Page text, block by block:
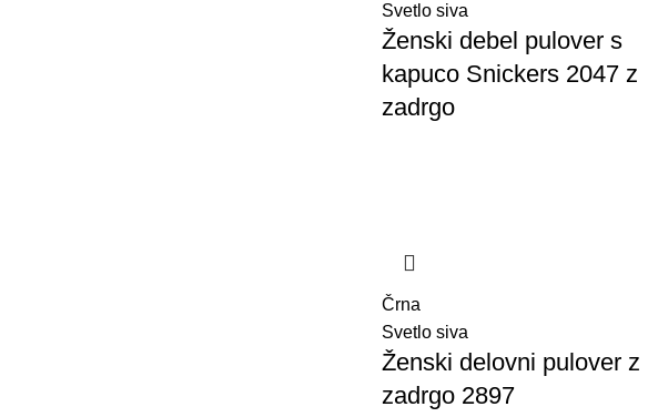
Svetlo siva
Ženski debel pulover s
kapuco Snickers 2047 z
zadrgo
Črna
Svetlo siva
Ženski delovni pulover z
zadrgo 2897